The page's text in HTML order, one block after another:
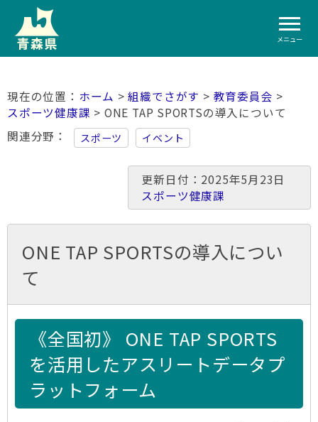
メニュー
ホーム >組織でさがす > 教育委員会 >
スポーツ健康課 > ONE TAP SPORTSの導入について
関連分野
スポーツ イベント
更新日付：2025年5月23日
スポーツ健康課
ONE TAP SPORTSの導入につい
て
《全国初》 ONE TAP SPORTS
を活用したアスリートデータプ
ラットフォーム